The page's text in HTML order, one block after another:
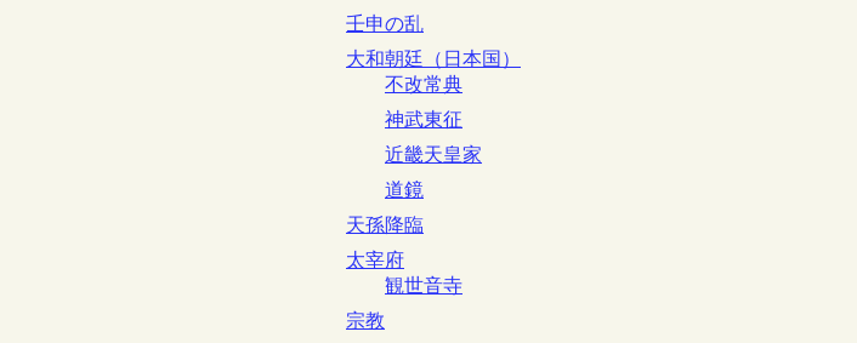
壬申の乱
大和朝廷（日本国）
不改常典
神武東征
近畿天皇家
道鏡
天孫降臨
太宰府
観世音寺
宗教